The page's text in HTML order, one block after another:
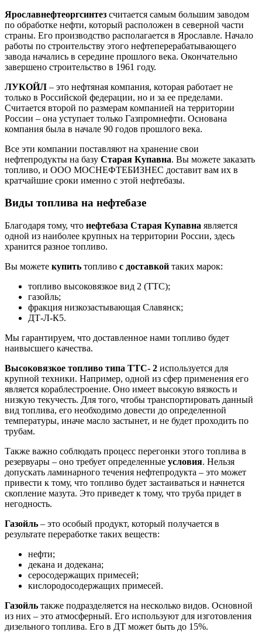
Ярославнефтеоргсинтез считается самым большим заводом
по обработке нефти, который расположен в северной части
страны. Его производство располагается в Ярославле. Начало
работы по строительству этого нефтеперерабатывающего
завода начались в середине прошлого века. Окончательно
завершено строительство в 1961 году.
ЛУКОЙЛ – это нефтяная компания, которая работает не
только в Российской федерации, но и за ее пределами.
Считается второй по размерам компанией на территории
России – она уступает только Газпромнефти. Основана
компания была в начале 90 годов прошлого века.
Все эти компании поставляют на хранение свои
нефтепродукты на базу Старая Купавна. Вы можете заказать
топливо, и ООО МОСНЕФТЕБИЗНЕС доставит вам их в
кратчайшие сроки именно с этой нефтебазы.
Виды топлива на нефтебазе
Благодаря тому, что нефтебаза Старая Купавна является
одной из наиболее крупных на территории России, здесь
хранится разное топливо.
Вы можете купить топливо с доставкой таких марок:
топливо высоковязкое вид 2 (ТТС);
газойль;
фракция низкозастывающая Славянск;
ДТ-Л-К5.
Мы гарантируем, что доставленное нами топливо будет
наивысшего качества.
Высоковязкое топливо типа ТТС- 2 используется для
крупной техники. Например, одной из сфер применения его
является кораблестроение. Оно имеет высокую вязкость и
низкую текучесть. Для того, чтобы транспортировать данный
вид топлива, его необходимо довести до определенной
температуры, иначе масло застынет, и не будет проходить по
трубам.
Также важно соблюдать процесс перегонки этого топлива в
резервуары – оно требует определенные условия. Нельзя
допускать ламинарного течения нефтепродукта – это может
привести к тому, что топливо будет застаиваться и начнется
скопление мазута. Это приведет к тому, что труба придет в
негодность.
Газойль – это особый продукт, который получается в
результате переработке таких веществ:
нефти;
декана и додекана;
серосодержащих примесей;
кислородосодержащих примесей.
Газойль также подразделяется на несколько видов. Основной
из них – это атмосферный. Его используют для изготовления
дизельного топлива. Его в ДТ может быть до 15%.